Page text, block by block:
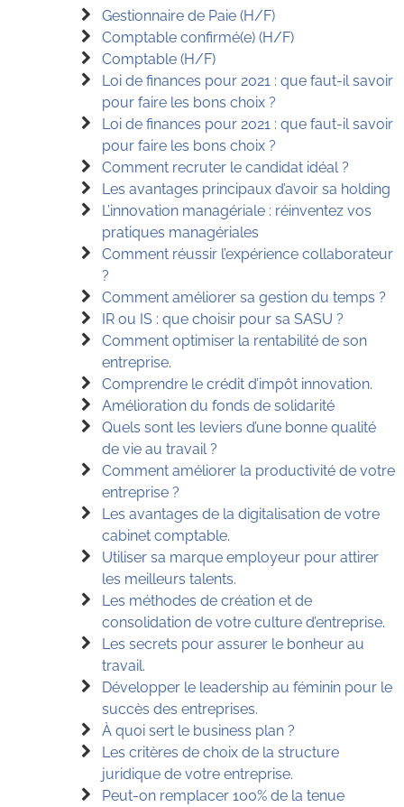
Gestionnaire de Paie (H/F)
Comptable confirmé(e) (H/F)
Comptable (H/F)
Loi de finances pour 2021 : que faut-il savoir
pour faire les bons choix ?
Loi de finances pour 2021 : que faut-il savoir
pour faire les bons choix ?
Comment recruter le candidat idéal ?
Les avantages principaux d’avoir sa holding
L’innovation managériale : réinventez vos
pratiques managériales
Comment réussir l’expérience collaborateur
?
Comment améliorer sa gestion du temps ?
IR ou IS : que choisir pour sa SASU ?
Comment optimiser la rentabilité de son
entreprise.
Comprendre le crédit d’impôt innovation.
Amélioration du fonds de solidarité
Quels sont les leviers d’une bonne qualité
de vie au travail ?
Comment améliorer la productivité de votre
entreprise ?
Les avantages de la digitalisation de votre
cabinet comptable.
Utiliser sa marque employeur pour attirer
les meilleurs talents.
Les méthodes de création et de
consolidation de votre culture d’entreprise.
Les secrets pour assurer le bonheur au
travail.
Développer le leadership au féminin pour le
succès des entreprises.
À quoi sert le business plan ?
Les critères de choix de la structure
juridique de votre entreprise.
Peut-on remplacer 100% de la tenue